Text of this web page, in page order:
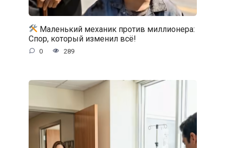
Маленький механик против миллионера:
Спор, который изменил всё!
0 289